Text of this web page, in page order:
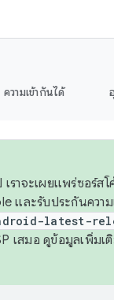
ความเข้ากันได้
ราจะเผยแพร่ซอร์ส
และรับประกันความ
latest-
เสมอ ดูข้อมูลเพิ่มเ